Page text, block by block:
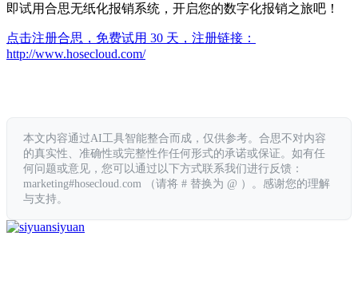
即试用合思无纸化报销系统，开启您的数字化报销之旅吧！
点击注册合思，免费试用 30 天，注册链接：
http://www.hosecloud.com/
本文内容通过AI工具智能整合而成，仅供参考。合思不对内容
的真实性、准确性或完整性作任何形式的承诺或保证。如有任
何问题或意见，您可以通过以下方式联系我们进行反馈：
marketing#hosecloud.com （请将 # 替换为 @ ）。感谢您的理解
与支持。
siyuan